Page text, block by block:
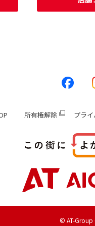
所有権解除 プラ
© AT-Group